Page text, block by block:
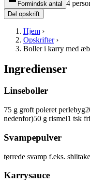
Formindsk antal 4
Del opskrift
Hjem ›
Opskrifter›
Boller i karry med
Ingredienser
Linseboller
75 g groft poleret perlebyg
nedenfor)50 g rismel1 tsk
Svampepulver
tørrede svamp f.eks.
Karrysauce